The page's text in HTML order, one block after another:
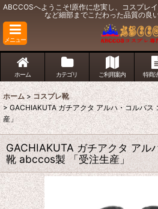
ABCCOSへようこそ!原作に忠実し、コスプレ
など細部までこだわった品質の良
メニュー
ホーム カテゴリ ご利用案内 特商
ホーム > コスプレ靴
> GACHIAKUTA ガチアクタ アルハ・コルバ
産」
GACHIAKUTA ガチアクタ アル
靴 abccos製 「受注生産」